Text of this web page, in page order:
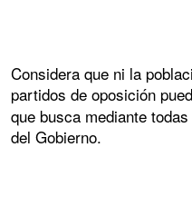
Considera que ni la
partidos de oposición
que busca mediante
del Gobierno.